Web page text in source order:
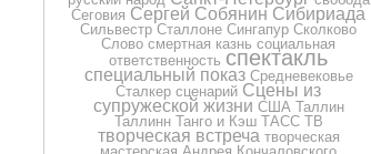
Сеговия Сергей Собянин Сибириада
Сильвестр Сталлоне Сингапур Сколково
Слово смертная казнь социальная
ответственность спектакль
специальный показ Средневековье
Сталкер сценарий Сцены из
супружеской жизни США Таллин
Таллинн Танго и Кэш ТАСС ТВ
творческая встреча творческая